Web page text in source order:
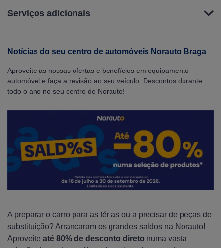
Serviços adicionais
Notícias do seu centro de automóveis Norauto Braga
Aproveite as nossas ofertas e benefícios em equipamento
automóvel e faça a revisão ao seu veículo. Descontos durante
todo o ano no seu centro de Norauto!
A preparar o carro para as férias ou a precisar de peças de
substituição? Arrancaram os grandes saldos na Norauto!
Aproveite até 80% de desconto direto numa vasta